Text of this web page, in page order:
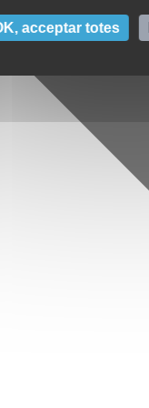
acceptar totes